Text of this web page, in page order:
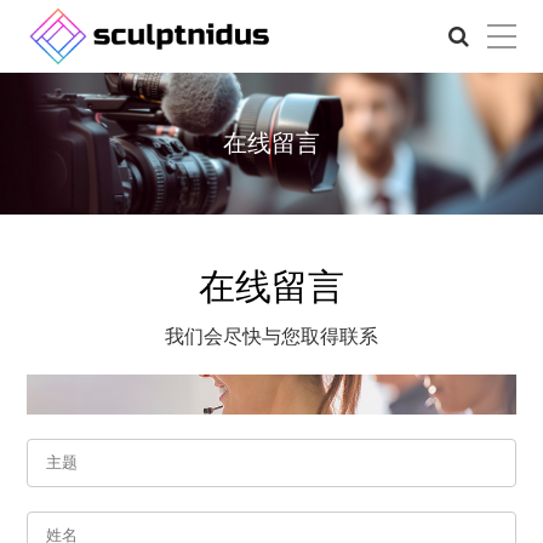
在线留言
在线留言
我们会尽快与您取得联系